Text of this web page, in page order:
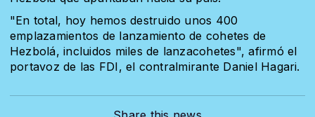
"En total, hoy hemos destruido unos 400
emplazamientos de lanzamiento de cohetes de
Hezbolá, incluidos miles de lanzacohetes", afirmó el
portavoz de las FDI, el contralmirante Daniel Hagari.